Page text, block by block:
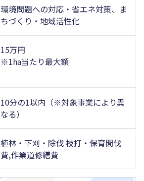
環境問題への対応・省エネ対策、ま
ちづくり・地域活性化
15万円
※1ha当たり最大額
10分の1以内（※対象事業により異
なる）
植林・下刈・除伐 枝打・保育間伐
費,作業道修繕費